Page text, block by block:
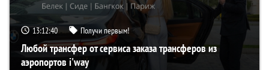
13:12:39 Получи первым!
Любой трансфер от сервиса заказа трансферов из
аэропортов i'way